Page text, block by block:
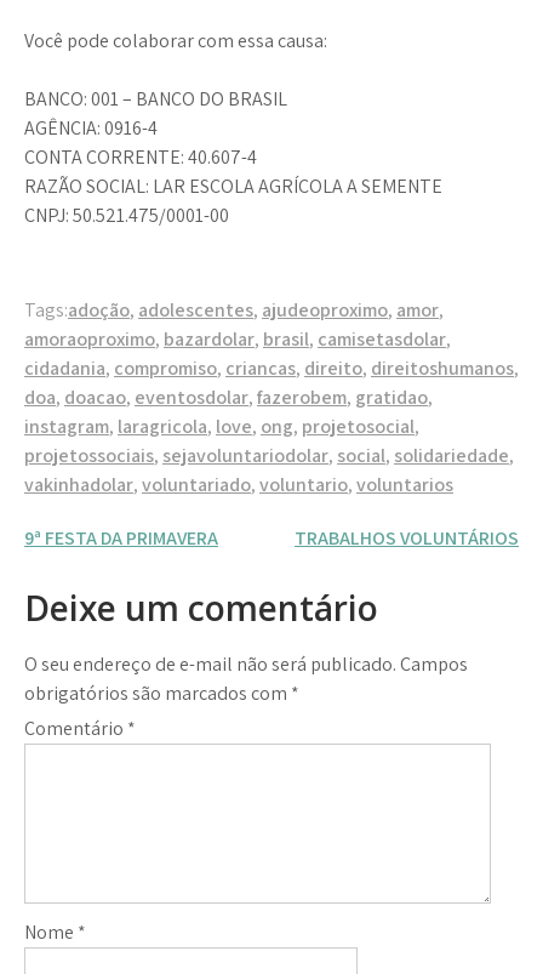
Você pode colaborar com essa causa:
BANCO: 001 – BANCO DO BRASIL
AGÊNCIA: 0916-4
CONTA CORRENTE: 40.607-4
RAZÃO SOCIAL: LAR ESCOLA AGRÍCOLA A SEMENTE
CNPJ: 50.521.475/0001-00
Tags:adoção, adolescentes, ajudeoproximo, amor,
amoraoproximo, bazardolar, brasil, camisetasdolar,
cidadania, compromiso, criancas, direito, direitoshumanos,
doa, doacao, eventosdolar,fazerobem, gratidao,
instagram, laragricola, love, ong, projetosocial,
projetossociais, sejavoluntariodolar, social, solidariedade,
vakinhadolar,voluntariado,voluntario,voluntarios
Navegação
Post
9ª FESTA DA PRIMAVERA TRABALHOS VOLUNTÁRIOS
Deixe um comentário
O seu endereço de e-mail não será publicado.Campos
obrigatórios são marcados com *
Comentário *
Nome *